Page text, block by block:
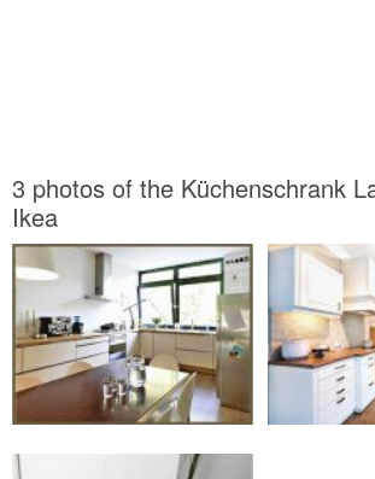
3 photos of the Küchenschrank
Ikea